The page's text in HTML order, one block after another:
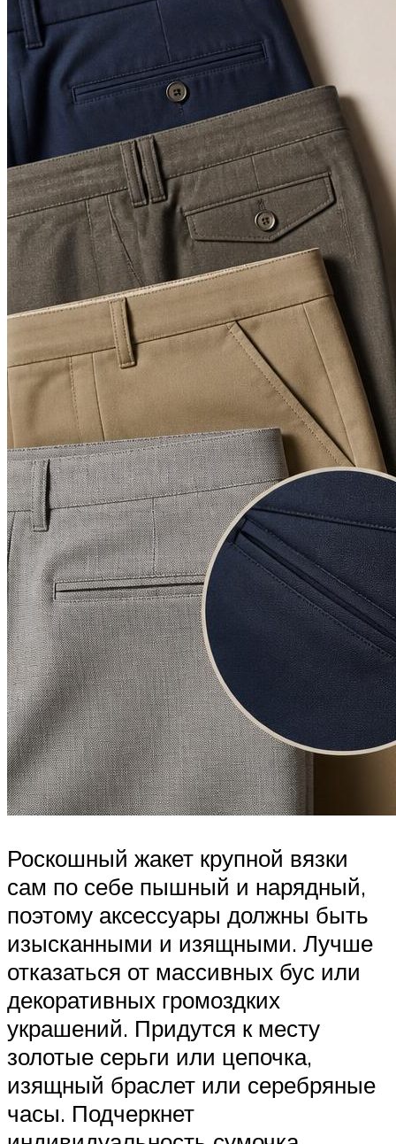
Роскошный жакет крупной вязки
сам по себе пышный и нарядный,
поэтому аксессуары должны быть
изысканными и изящными. Лучше
отказаться от массивных бус или
декоративных громоздких
украшений. Придутся к месту
золотые серьги или цепочка,
изящный браслет или серебряные
часы. Подчеркнет